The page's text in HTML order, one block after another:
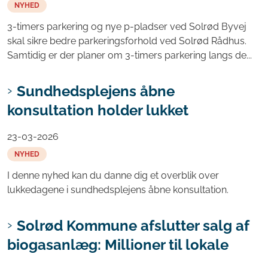
NYHED
3-timers parkering og nye p-pladser ved Solrød Byvej
skal sikre bedre parkeringsforhold ved Solrød Rådhus.
Samtidig er der planer om 3-timers parkering langs de...
Sundhedsplejens åbne
konsultation holder lukket
23-03-2026
NYHED
I denne nyhed kan du danne dig et overblik over
lukkedagene i sundhedsplejens åbne konsultation.
Solrød Kommune afslutter salg af
biogasanlæg: Millioner til lokale